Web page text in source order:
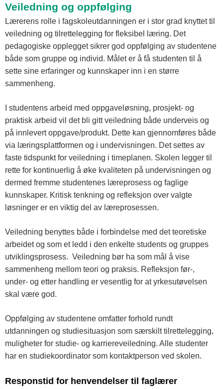
Veiledning og oppfølging
Lærerens rolle i fagskoleutdanningen er i stor grad knyttet til
veiledning og tilrettelegging for fleksibel læring. Det
pedagogiske opplegget sikrer god oppfølging av studentene
både som gruppe og individ. Målet er å få studenten til å
sette sine erfaringer og kunnskaper inn i en større
sammenheng.
I studentens arbeid med oppgaveløsning, prosjekt- og
praktisk arbeid vil det bli gitt veiledning både underveis og
på innlevert oppgave/produkt. Dette kan gjennomføres både
via læringsplattformen og i undervisningen. Det settes av
faste tidspunkt for veiledning i timeplanen. Skolen legger til
rette for kontinuerlig å øke kvaliteten på undervisningen og
dermed fremme studentenes læreprosess og faglige
kunnskaper. Kritisk tenkning og refleksjon over valgte
løsninger er en viktig del av læreprosessen.
Veiledning benyttes både i forbindelse med det teoretiske
arbeidet og som et ledd i den enkelte students og gruppes
utviklingsprosess. Veiledning bør ha som mål å vise
sammenheng mellom teori og praksis. Refleksjon før-,
under- og etter handling er vesentlig for at yrkesutøvelsen
skal være god.
Oppfølging av studentene omfatter forhold rundt
utdanningen og studiesituasjon som særskilt tilrettelegging,
muligheter for studie- og karriereveiledning. Alle studenter
har en studiekoordinator som kontaktperson ved skolen.
Responstid for henvendelser til faglærer